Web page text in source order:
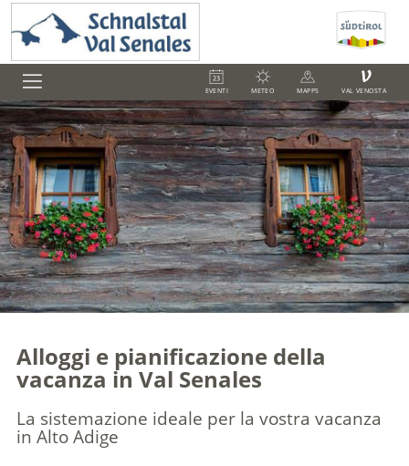
EVENTI METEO MAPPS
V
VAL VENOSTA
Alloggi e pianificazione della
vacanza in Val Senales
La sistemazione ideale per la vostra vacanza
in Alto Adige